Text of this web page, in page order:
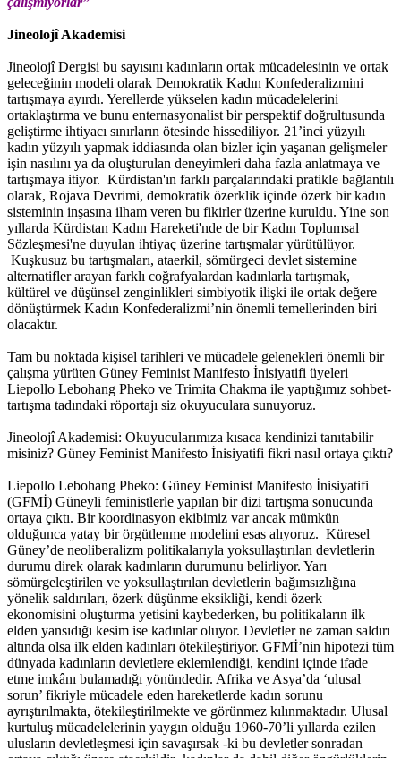
Jineolojî Akademisi
Jineolojî Dergisi bu sayısını kadınların ortak mücadelesinin ve ortak
geleceğinin modeli olarak Demokratik Kadın Konfederalizmini
tartışmaya ayırdı. Yerellerde yükselen kadın mücadelelerini
ortaklaştırma ve bunu enternasyonalist bir perspektif doğrultusunda
geliştirme ihtiyacı sınırların ötesinde hissediliyor. 21’inci yüzyılı
kadın yüzyılı yapmak iddiasında olan bizler için yaşanan gelişmeler
işin nasılını ya da oluşturulan deneyimleri daha fazla anlatmaya ve
tartışmaya itiyor. Kürdistan'ın farklı parçalarındaki pratikle bağlantılı
olarak, Rojava Devrimi, demokratik özerklik içinde özerk bir kadın
sisteminin inşasına ilham veren bu fikirler üzerine kuruldu. Yine son
yıllarda Kürdistan Kadın Hareketi'nde de bir Kadın Toplumsal
Sözleşmesi'ne duyulan ihtiyaç üzerine tartışmalar yürütülüyor.
Kuşkusuz bu tartışmaları, ataerkil, sömürgeci devlet sistemine
alternatifler arayan farklı coğrafyalardan kadınlarla tartışmak,
kültürel ve düşünsel zenginlikleri simbiyotik ilişki ile ortak değere
dönüştürmek Kadın Konfederalizmi’nin önemli temellerinden biri
olacaktır.
Tam bu noktada kişisel tarihleri ve mücadele gelenekleri önemli bir
çalışma yürüten Güney Feminist Manifesto İnisiyatifi üyeleri
Liepollo Lebohang Pheko ve Trimita Chakma ile yaptığımız sohbet-
tartışma tadındaki röportajı siz okuyuculara sunuyoruz.
Jineolojî Akademisi: Okuyucularımıza kısaca kendinizi tanıtabilir
misiniz? Güney Feminist Manifesto İnisiyatifi fikri nasıl ortaya çıktı?
Liepollo Lebohang Pheko: Güney Feminist Manifesto İnisiyatifi
(GFMİ) Güneyli feministlerle yapılan bir dizi tartışma sonucunda
ortaya çıktı. Bir koordinasyon ekibimiz var ancak mümkün
olduğunca yatay bir örgütlenme modelini esas alıyoruz. Küresel
Güney’de neoliberalizm politikalarıyla yoksullaştırılan devletlerin
durumu direk olarak kadınların durumunu belirliyor. Yarı
sömürgeleştirilen ve yoksullaştırılan devletlerin bağımsızlığına
yönelik saldırıları, özerk düşünme eksikliği, kendi özerk
ekonomisini oluşturma yetisini kaybederken, bu politikaların ilk
elden yansıdığı kesim ise kadınlar oluyor. Devletler ne zaman saldırı
altında olsa ilk elden kadınları ötekileştiriyor. GFMİ’nin hipotezi tüm
dünyada kadınların devletlere eklemlendiği, kendini içinde ifade
etme imkânı bulamadığı yönündedir. Afrika ve Asya’da ‘ulusal
sorun’ fikriyle mücadele eden hareketlerde kadın sorunu
ayrıştırılmakta, ötekileştirilmekte ve görünmez kılınmaktadır. Ulusal
kurtuluş mücadelelerinin yaygın olduğu 1960-70’li yıllarda ezilen
ulusların devletleşmesi için savaşırsak -ki bu devletler sonradan